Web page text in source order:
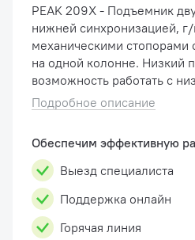
PEAK 209X - Подъемник
нижней синхронизацией,
механическими стопорами
на одной колонне. Низкий
возможность работать с
Двухконтурные
разработанные по стандарту
Подробное описание
Обеспечим эффективную
Выезд специалиста
Поддержка онлайн
Горячая линия